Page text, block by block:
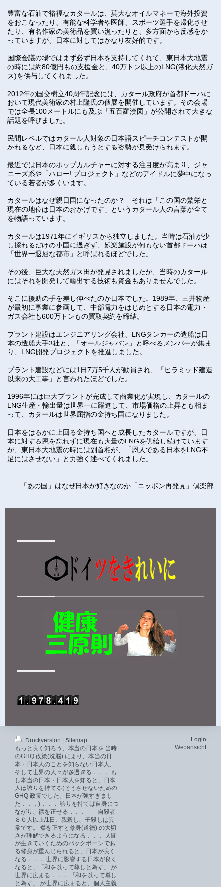
豊富な石油で裕福なカタールは、莫大なオイルマネーで海外投資
をおこなったり、有能な科学者や医師、スポーツ選手を帰化させ
たり、有名作家の美術品を買い漁ったりと、多方面から反感をか
っていますが、日本に対してはかなり友好的です。
国際会議の場ではまず必ず日本を支持してくれて、東日本大地震
の時には約80億円もの支援金と、40万トン以上のLNG(液化天然ガ
ス)を供与してくれました。
2012年の国交樹立40周年記念には、カタール政府が首都ドーハに
おいて現代美術家の村上隆氏の個展を開催しています。その会場
では全長100メートルにも及ぶ「五百羅漢図」が公開されて大きな
話題を呼びました。
民間レベルではカタール人対象の日本語スピーチコンテストが開
かれるなど、日本に親しもうとする姿勢が見受けられます。
最近では日本のポップカルチャーに対する注目度が高まり、ジャ
ニーズ系や「ハロー! プロジェクト」などのアイドルに夢中になっ
ている若者が多くいます。
カタールはなぜ親日国になったのか？ それは「この国の繁栄と
現在の地位は日本のおかげです」というカタール人の言葉が全て
を物語っています。
カタールは1971年にイギリスから独立しました。当時は石油が少
し採れるだけの小国に過ぎず、娯楽施設が何もない首都ドーハは
「世界一退屈な都市」と呼ばれるほどでした。
その後、巨大な天然ガス田が発見されましたが、当時のカタール
にはそれを開発して輸出する技術も資金もありませんでした。
そこに援助の手を差し伸べたのが日本でした。1989年、三井物産
が最初に事業に参画して、中部電力をはじめとする日本の電力・
ガス会社も600万トンもの買取契約を締結。
プラント建設はエンジニアリング会社、LNGタンカーの造船は日
本の造船大手3社と、「オールジャパン」と呼べるメンバーが集ま
り、LNG開発プロジェクトを推進しました。
プラント建設などには1日7万5千人が動員され、「ピラミッド建造
以来の大工事」と言われたほどでした。
1996年には巨大プラントが完成して商業化が実現し、カタールの
LNG生産・輸出量は世界一に躍進して、市場価格の上昇とも相ま
って、カタールは世界屈指の金持ち国になりました。
日本をはるかに上回る金持ち国へと成長したカタールですが、日
本に対する恩を忘れずに現在も大量のLNGを供給し続けています
が、東日本大地震の時には副首相が、「恩人である日本をLNG不
足にはさせない」と力強く述べてくれました。
「あの国」はなぜ日本が好きなのか「ニッポン再発見」倶楽部
Druckversion
Sitemap
もっと良く知ろう、本当の日本を 当時
のGHQ 政策(洗脳) により、本当の日
本・日本人のことを知らない日本人、
そして世界の人々が多過ぎる．．． も
し本当の日本・日本人を知ると、日本
人は誇りを持てる(そうさせないための
GHQ 政策でした。日本が強すぎまし
た．．．)．．． 誇りを持てば自身につ
ながり、襟を正せる．．． 自殺者
８０人以上/1日、親殺し、子殺しは異
常です。 襟を正すと修身(道徳) の大切
さが理解できるようになる．．． 人間
が生きていくためのバックボーンであ
る修身が重んじられると、日本が良く
なる．．． 世界に影響する日本が良く
なると、「和を以って尊しと為す」 が
世界に広まる．．． 「和を以って尊し
と為す」 が世界に広まると、個人主義
Login
Webansicht